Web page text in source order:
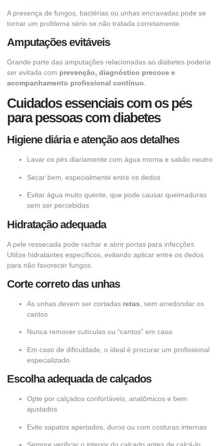
A presença de fungos, bactérias ou unhas encravadas pode se
tornar um problema sério se não tratada corretamente.
Amputações evitáveis
Grande parte das amputações relacionadas ao diabetes poderia
ser evitada com prevenção, diagnóstico precoce e
acompanhamento profissional contínuo.
Cuidados essenciais com os pés
para pessoas com diabetes
Higiene diária e atenção aos detalhes
Lavar os pés diariamente com água morna e sabão neutro
Secar bem, especialmente entre os dedos
Evitar água muito quente, que pode causar queimaduras
sem ser percebidas
Hidratação adequada
A pele ressecada pode rachar e abrir portas para infecções.
Utilize hidratantes específicos, evitando aplicar entre os dedos
para não favorecer fungos.
Corte correto das unhas
As unhas devem ser cortadas retas , sem arredondar os
cantos
Nunca remover cutículas ou “cantos” em casa
Em caso de dificuldade, o ideal é procurar um profissional
especializado
Escolha adequada de calçados
Opte por calçados confortáveis, anatômicos e bem
ajustados
Evite sapatos apertados, duros ou com costuras internas